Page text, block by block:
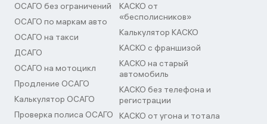
ОСАГО без ограничений
ОСАГО по маркам авто
ОСАГО на такси
ДСАГО
ОСАГО на мотоцикл
Продление ОСАГО
Калькулятор ОСАГО
Проверка полиса ОСАГО
КАСКО от
«бесполисников»
Калькулятор КАСКО
КАСКО с франшизой
КАСКО на старый
автомобиль
КАСКО без телефона и
регистрации
КАСКО от угона и тотала